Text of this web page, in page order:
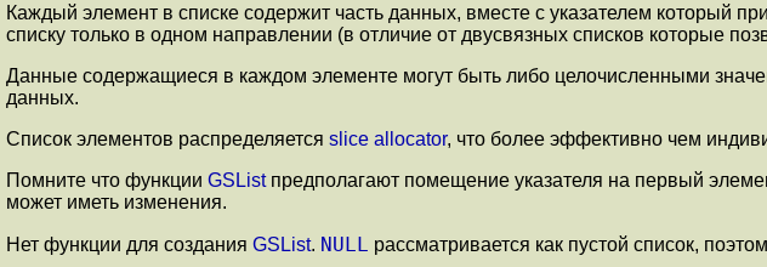
Каждый элемент в списке содержит часть данных, вместе с указателем который
списку только в одном направлении (в отличие от двусвязных списков которые
Данные содержащиеся в каждом элементе могут быть либо целочисленными
данных.
Список элементов распределяется slice allocator, что более эффективно чем
Помните что функции GSListпредполагают помещение указателя на первый
может иметь изменения.
Нет функции для создания GSList. NULL рассматривается как пустой список,